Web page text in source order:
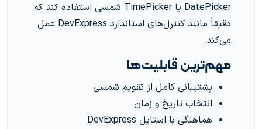
DatePicker یا TimePicker شمسی استفاده کند که
دقیقاً مانند کنترل‌های استاندارد DevExpress عمل
می‌کند.
مهم‌ترین قابلیت‌ها
پشتیبانی کامل از تقویم شمسی
انتخاب تاریخ و زمان
هماهنگی با استایل DevExpress